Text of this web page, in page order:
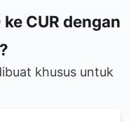
CUR dengan
khusus untuk